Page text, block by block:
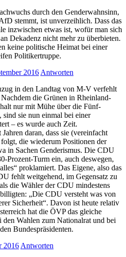
durch den Genderwahnsinn,
stemmt, ist unverzeihlich. Dass das
inzwischen etwas ist, wofür man sich
Dekadenz nicht mehr zu überbieten.
keine politische Heimat bei einer
Politikertruppe.
2016 Antworten
in den Landtag von M-V verfehlt
die Grünen in Rheinland-
nur mit Mühe über die Fünf-
sind sie nun einmal bei einer
– es wurde auch Zeit.
daran, dass sie (vereinfacht
die wiederum Positionen der
in Sachen Genderismus. Die CDU
Prozent-Turm ein, auch deswegen,
proklamiert. Das Eigene, also das
fehlt weitgehend, im Gegensatz zu
die Wähler der CDU mindestens
„Die CDU versteht was von
Sicherheit“. Davon ist heute relativ
hat die ÖVP das gleiche
den Wahlen zum Nationalrat und bei
Bundespräsidenten.
2016 Antworten